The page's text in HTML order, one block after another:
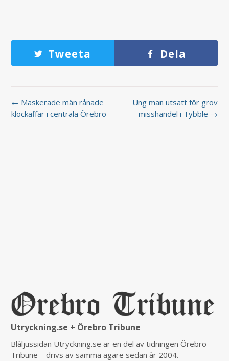
Tweeta Dela
← Maskerade män rånade
klockaffär i centrala Örebro
Ung man utsatt för grov
misshandel i Tybble →
Utryckning.se + Örebro Tribune
Blåljussidan Utryckning.se är en del av tidningen Örebro
Tribune – drivs av samma ägare sedan år 2004.